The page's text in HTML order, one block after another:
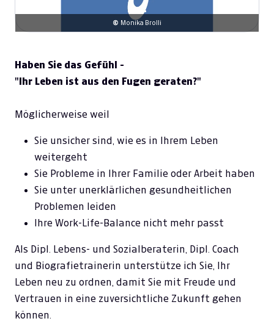
© Monika Brolli
Haben Sie das Gefühl -
"Ihr Leben ist aus den Fugen geraten?"
Möglicherweise weil
Sie unsicher sind, wie es in Ihrem Leben
weitergeht
Sie Probleme in Ihrer Familie oder Arbeit haben
Sie unter unerklärlichen gesundheitlichen
Problemen leiden
Ihre Work-Life-Balance nicht mehr passt
Als Dipl. Lebens- und Sozialberaterin, Dipl. Coach
und Biografietrainerin unterstütze ich Sie, Ihr
Leben neu zu ordnen, damit Sie mit Freude und
Vertrauen in eine zuversichtliche Zukunft gehen
können.